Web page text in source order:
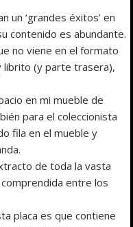
un ‘grandes éxitos’ en
contenido es abundante.
no viene en el formato
librito (y parte trasera),
en mi mueble de
para el coleccionista
fila en el mueble y
de toda la vasta
entre los
placa es que contiene